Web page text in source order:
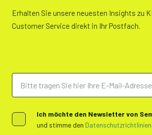
Erhalten Sie unsere neuesten Insights zu
Customer Service direkt in Ihr Postfach.
Ich möchte den Newsletter von
und stimme den Datenschutzrichtlinien